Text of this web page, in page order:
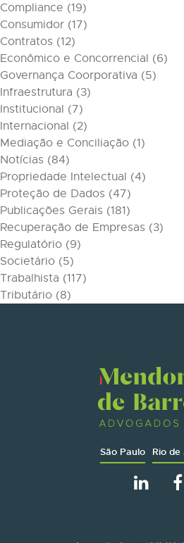
Compliance (19)
Consumidor (17)
Contratos (12)
Econômico e Concorrencial (6)
Governança Coorporativa (5)
Infraestrutura (3)
Institucional (7)
Internacional (2)
Mediação e Conciliação (1)
Notícias (84)
Propriedade Intelectual (4)
Proteção de Dados (47)
Publicações Gerais (181)
Recuperação de Empresas (3)
Regulatório (9)
Societário (5)
Trabalhista (117)
Tributário (8)
São Paulo Rio de